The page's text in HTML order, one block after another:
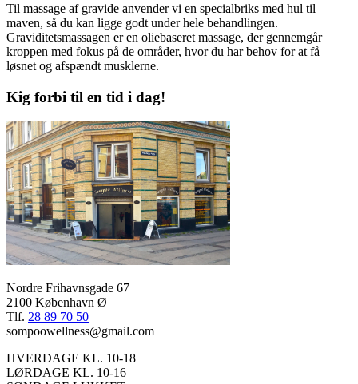
Til massage af gravide anvender vi en specialbriks med hul til
maven, så du kan ligge godt under hele behandlingen.
Graviditetsmassagen er en oliebaseret massage, der gennemgår
kroppen med fokus på de områder, hvor du har behov for at få
løsnet og afspændt musklerne.
Kig forbi til en tid i dag!
Nordre Frihavnsgade 67
2100 København Ø
Tlf. 28 89 70 50
sompoowellness@gmail.com
HVERDAGE KL. 10-18
LØRDAGE KL. 10-16